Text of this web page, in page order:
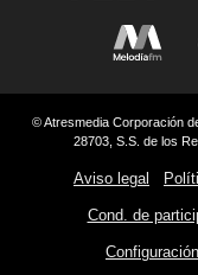
© Atresmedia Corporación
28703, S.S. de los
Aviso legal
Cond. de